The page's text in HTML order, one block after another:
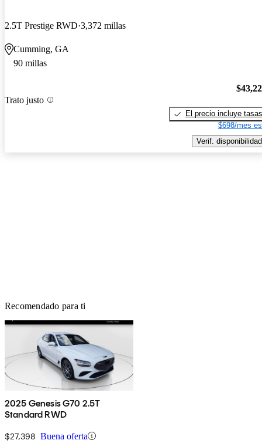
2.5T Prestige RWD 3,372 millas
Cumming, GA
90 millas
Trato justo
El precio incluye tasas
$698/mes
Verif. disponibilidad
Recomendado para ti
2025 Genesis G70 2.5T
Standard RWD
$27,398 Buena oferta